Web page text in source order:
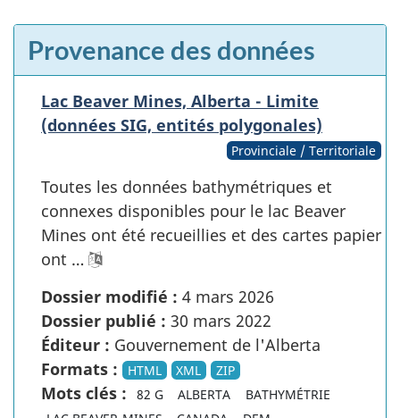
Provenance des données
Lac Beaver Mines, Alberta - Limite
(données SIG, entités polygonales)
Provinciale / Territoriale
Toutes les données bathymétriques et
connexes disponibles pour le lac Beaver
Mines ont été recueillies et des cartes papier
ont …
Dossier modifié : 4 mars 2026
Dossier publié : 30 mars 2022
Éditeur : Gouvernement de l'Alberta
Formats :
HTML XML ZIP
Mots clés : 82 G ALBERTA
BATHYMÉTRIE